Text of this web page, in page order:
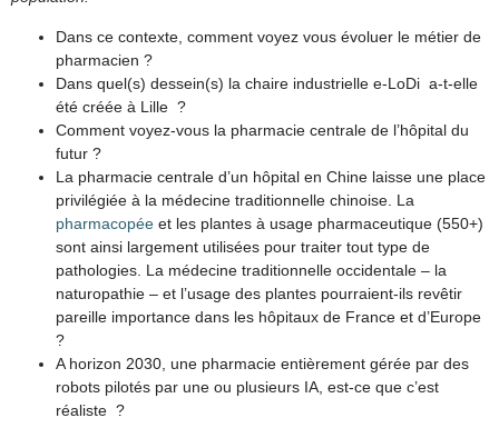
Dans ce contexte, comment voyez vous évoluer le métier de
pharmacien ?
Dans quel(s) dessein(s) la chaire industrielle e-LoDi a-t-elle
été créée à Lille ?
Comment voyez-vous la pharmacie centrale de l’hôpital du
futur ?
La pharmacie centrale d’un hôpital en Chine laisse une place
privilégiée à la médecine traditionnelle chinoise. La
pharmacopée et les plantes à usage pharmaceutique (550+)
sont ainsi largement utilisées pour traiter tout type de
pathologies. La médecine traditionnelle occidentale – la
naturopathie – et l’usage des plantes pourraient-ils revêtir
pareille importance dans les hôpitaux de France et d’Europe
?
A horizon 2030, une pharmacie entièrement gérée par des
robots pilotés par une ou plusieurs IA, est-ce que c’est
réaliste ?